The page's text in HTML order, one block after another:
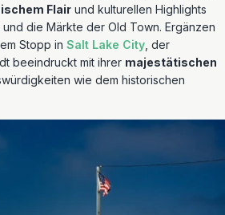
Flair und kulturellen Highlights
die Märkte der Old Town. Ergänzen
Stopp in Salt Lake City , der
beeindruckt mit ihrer majestätischen
wie dem historischen